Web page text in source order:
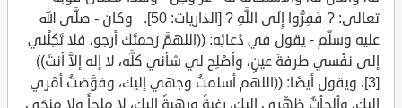
تعالى: ? فَفِرُّوا إِلَى اللَّهِ ? [الذاريات: 50]. وكان - صلَّى الله
عليه وسلَّم - يقول في دُعائِه: ((اللهمَّ رَحمتَك أرجو، فلا تَكِلْني
إلى نفْسي طرفةَ عينٍ، وأصْلِح لي شأني كلَّه، لا إله إلاَّ أنتَ))
[3]، ويقول أيضًا: ((اللهم أسلمتُ وجهي إليك، وفوَّضتُ أمْري